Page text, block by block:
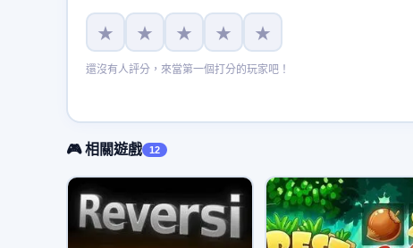
★ ★ ★ ★ ★
還沒有人評分，來當第一個打分的玩家吧！
🎮 相關遊戲 12